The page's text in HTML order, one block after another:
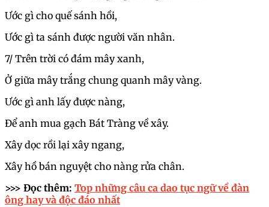
Ước gì cho quế sánh hồi,
Ước gì ta sánh được người văn nhân.
7/ Trên trời có đám mây xanh,
Ở giữa mây trắng chung quanh mây vàng.
Ước gì anh lấy được nàng,
Để anh mua gạch Bát Tràng về xây.
Xây dọc rồi lại xây ngang,
Xây hồ bán nguyệt cho nàng rửa chân.
>>> Đọc thêm: Top những câu ca dao tục ngữ về đàn
ông hay và độc đáo nhất